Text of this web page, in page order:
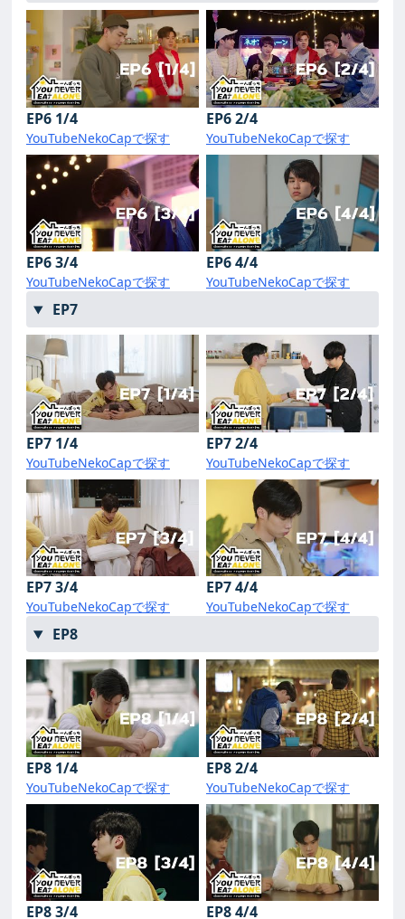
EP6 1/4
YouTubeNekoCapで探す
EP6 2/4
YouTubeNekoCapで探す
EP6 3/4
YouTubeNekoCapで探す
EP6 4/4
YouTubeNekoCapで探す
EP7
EP7 1/4
YouTubeNekoCapで探す
EP7 2/4
YouTubeNekoCapで探す
EP7 3/4
YouTubeNekoCapで探す
EP7 4/4
YouTubeNekoCapで探す
EP8
EP8 1/4
YouTubeNekoCapで探す
EP8 2/4
YouTubeNekoCapで探す
EP8 3/4 EP8 4/4